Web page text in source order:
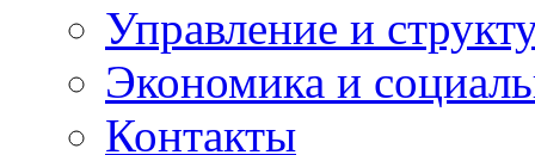
Управление и
Экономика и
Контакты